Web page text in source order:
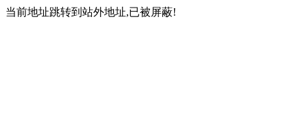
当前地址跳转到站外地址,已被屏蔽!